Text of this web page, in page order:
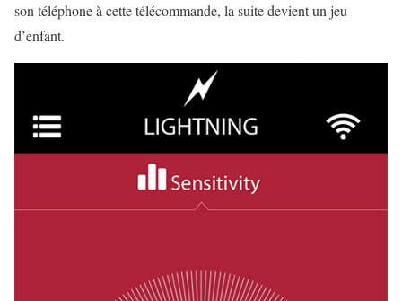
son téléphone à cette télécommande, la suite devient un jeu
d’enfant.